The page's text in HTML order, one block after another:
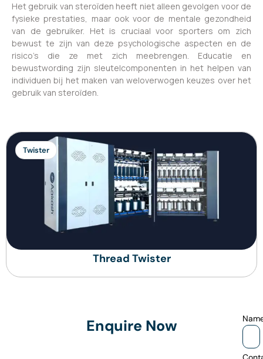
Het gebruik van steroïden heeft niet alleen gevolgen voor de
fysieke prestaties, maar ook voor de mentale gezondheid
van de gebruiker. Het is cruciaal voor sporters om zich
bewust te zijn van deze psychologische aspecten en de
risico’s die ze met zich meebrengen. Educatie en
bewustwording zijn sleutelcomponenten in het helpen van
individuen bij het maken van weloverwogen keuzes over het
gebruik van steroïden.
Twister
Thread Twister
Enquire Now